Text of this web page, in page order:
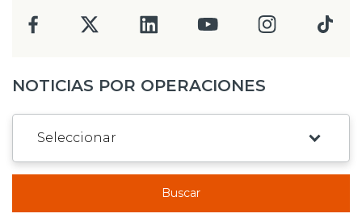
NOTICIAS POR OPERACIONES
Buscar